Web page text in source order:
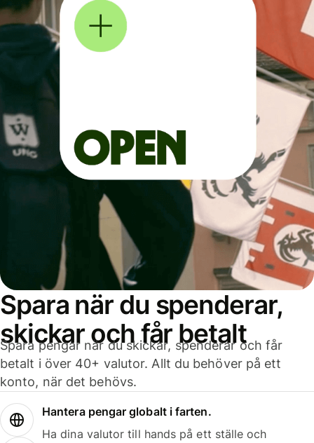
Spara när du spenderar,
skickar och får betalt
Spara pengar när du skickar, spenderar och får
betalt i över 40+ valutor. Allt du behöver på ett
konto, när det behövs.
Hantera pengar globalt i farten.
Ha dina valutor till hands på ett ställe och